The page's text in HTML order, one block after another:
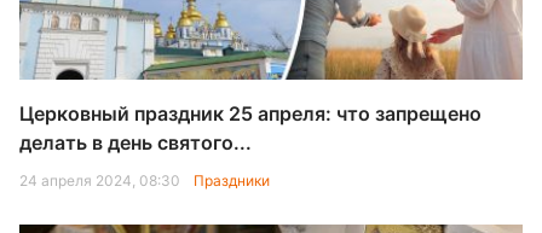
Церковный праздник 25 апреля: что запрещено
делать в день святого...
24 апреля 2024, 08:30 Праздники